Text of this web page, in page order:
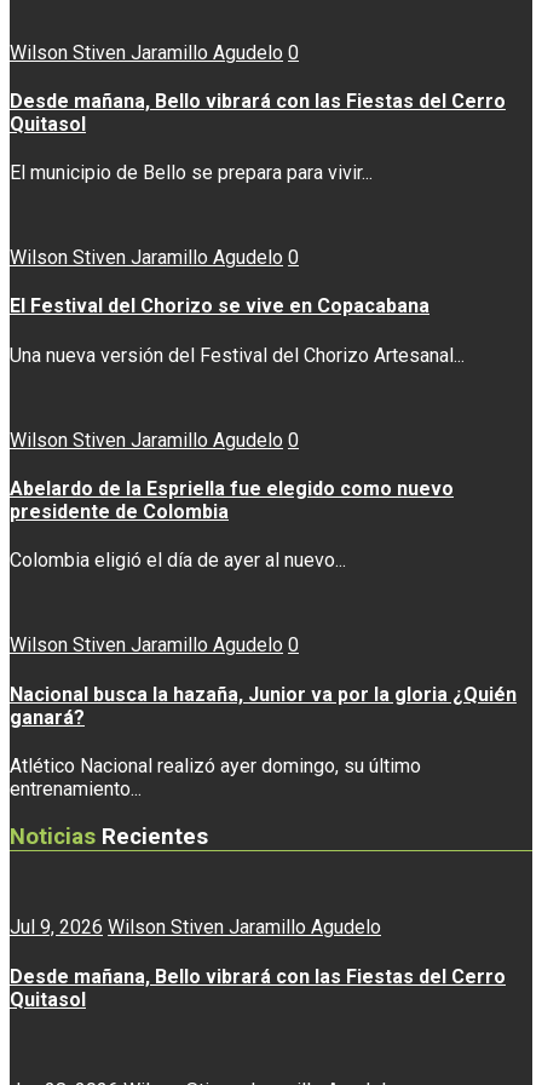
Wilson Stiven Jaramillo Agudelo 0
Desde mañana, Bello vibrará con las Fiestas del Cerro
Quitasol
El municipio de Bello se prepara para vivir...
Wilson Stiven Jaramillo Agudelo 0
El Festival del Chorizo se vive en Copacabana
Una nueva versión del Festival del Chorizo Artesanal...
Wilson Stiven Jaramillo Agudelo 0
Abelardo de la Espriella fue elegido como nuevo
presidente de Colombia
Colombia eligió el día de ayer al nuevo...
Wilson Stiven Jaramillo Agudelo 0
Nacional busca la hazaña, Junior va por la gloria ¿Quién
ganará?
Atlético Nacional realizó ayer domingo, su último
entrenamiento...
Noticias Recientes
Jul 9, 2026 Wilson Stiven Jaramillo Agudelo
Desde mañana, Bello vibrará con las Fiestas del Cerro
Quitasol